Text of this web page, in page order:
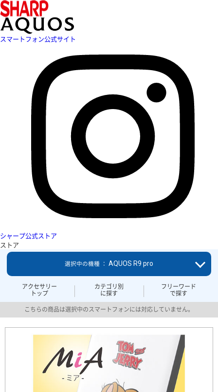
スマートフォン公式サイト
シャープ公式ストア
ストア
アクセサリー
トップ
カテゴリ別
に探す
フリーワード
で探す
選択中の機種 ： AQUOS R9 pro
こちらの商品は選択中のスマートフォンには対応していません。